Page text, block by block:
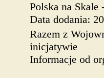
Polska na
Data dodania:
Razem z
inicjatywie
Informacje od